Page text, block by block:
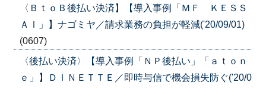
〈ＢｔｏＢ後払い決済】【導入事例「ＭＦ ＫＥＳＳ
ＡＩ」】ナゴミヤ／請求業務の負担が軽減('20/09/01)
(0607)
〈後払い決済〉【導入事例「ＮＰ後払い」「ａｔｏｎ
ｅ」】ＤＩＮＥＴＴＥ／即時与信で機会損失防ぐ('20/0